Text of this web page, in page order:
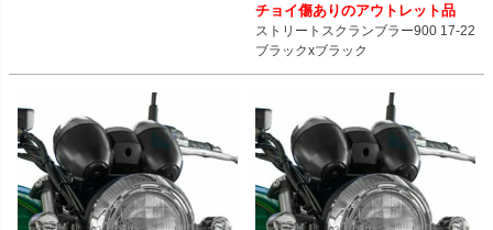
チョイ傷ありのアウトレット品
ストリートスクランブラー900 17-22
ブラックxブラック